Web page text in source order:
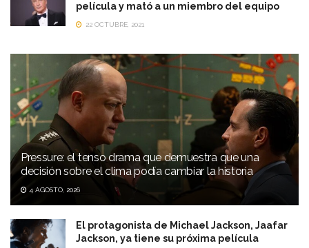
película y mató a un miembro del equipo
22 OCTUBRE, 2021
Pressure: el tenso drama que demuestra que una
decisión sobre el clima podía cambiar la historia
4 AGOSTO, 2026
El protagonista de Michael Jackson, Jaafar
Jackson, ya tiene su próxima película